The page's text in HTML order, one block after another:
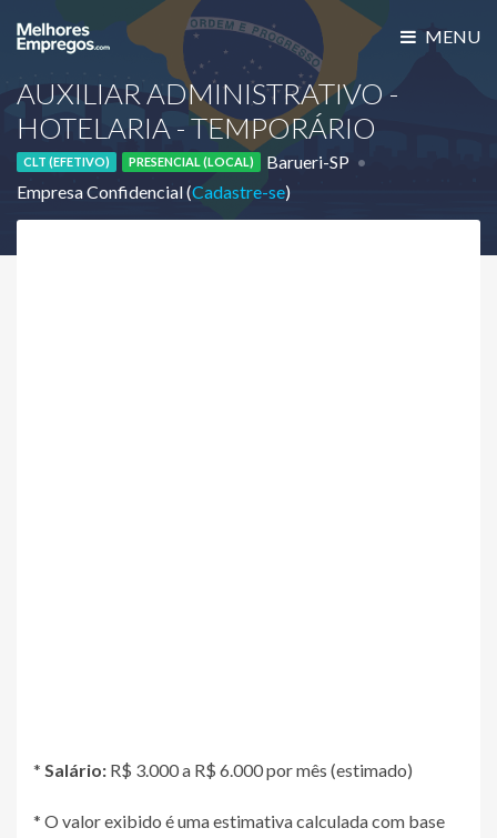
MENU
AUXILIAR ADMINISTRATIVO -
HOTELARIA - TEMPORÁRIO
CLT (EFETIVO) PRESENCIAL (LOCAL)
Barueri-SP
Empresa Confidencial (Cadastre-se)
* Salário: R$ 3.000 a R$ 6.000 por mês (estimado)
* O valor exibido é uma estimativa calculada com base